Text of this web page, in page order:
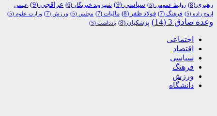
رهبری (8) روابط عمومی (5) سیاسی (9) شهروند خبرنگار (6) عراقچی (9)
عیسی
اروج زاده (5) فرهنگ (7) فولاد ظفر (8) مالیات (7) مجلس (5) ورزش (7) وزارت علوم (5)
وعده صادق 3 (14) پزشکیان (8) یادداشت (5)
اجتماعی
اقتصاد
سیاسی
فرهنگ
ورزش
دانشگاه